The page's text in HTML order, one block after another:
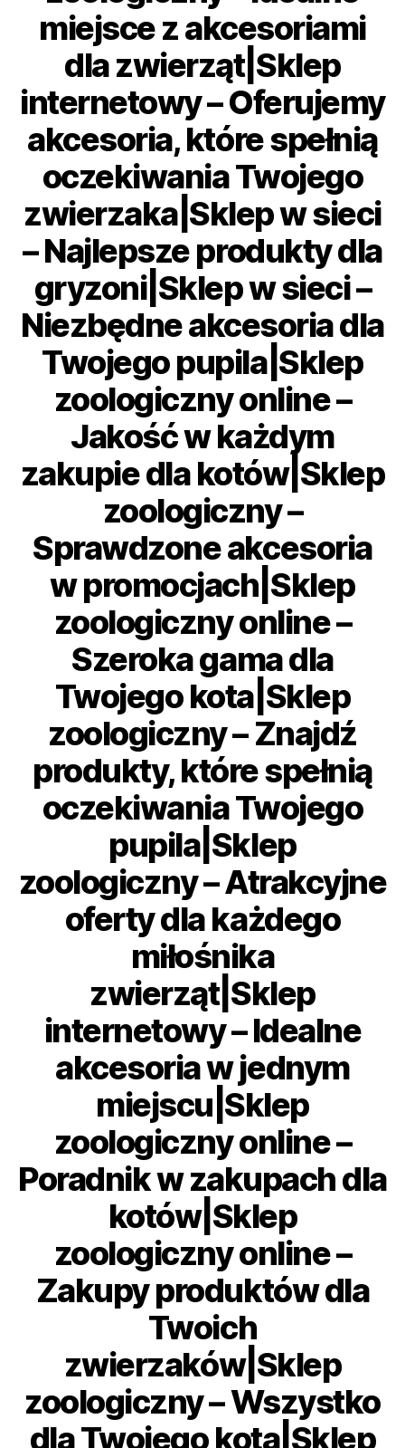
miejsce z akcesoriami
dla zwierząt|Sklep
internetowy – Oferujemy
akcesoria, które spełnią
oczekiwania Twojego
zwierzaka|Sklep w sieci
– Najlepsze produkty dla
gryzoni|Sklep w sieci –
Niezbędne akcesoria dla
Twojego pupila|Sklep
zoologiczny online –
Jakość w każdym
zakupie dla kotów|Sklep
zoologiczny –
Sprawdzone akcesoria
w promocjach|Sklep
zoologiczny online –
Szeroka gama dla
Twojego kota|Sklep
zoologiczny – Znajdź
produkty, które spełnią
oczekiwania Twojego
pupila|Sklep
zoologiczny – Atrakcyjne
oferty dla każdego
miłośnika
zwierząt|Sklep
internetowy – Idealne
akcesoria w jednym
miejscu|Sklep
zoologiczny online –
Poradnik w zakupach dla
kotów|Sklep
zoologiczny online –
Zakupy produktów dla
Twoich
zwierzaków|Sklep
zoologiczny – Wszystko
dla Twojego kota|Sklep